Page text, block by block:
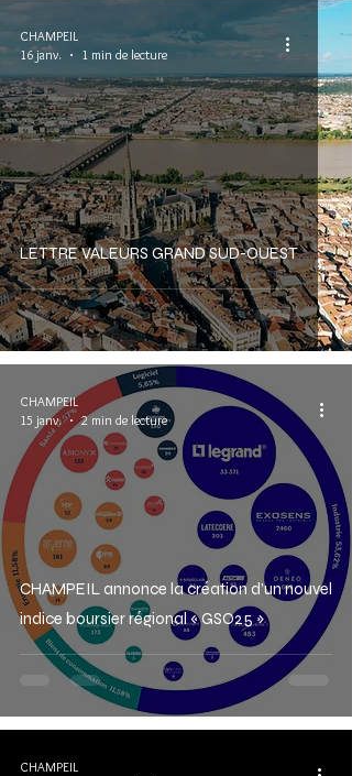
LETTRE VALEURS GRAND SUD-OUEST
CHAMPEIL
16 janv.
1 min de lecture
CHAMPEIL annonce la création d’un nouvel
indice boursier régional « GSO25 »
CHAMPEIL
15 janv.
2 min de lecture
CHAMPEIL